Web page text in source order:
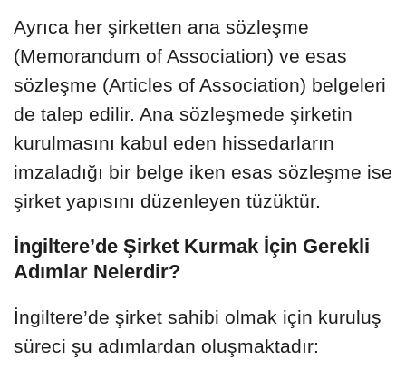
Ayrıca her şirketten ana sözleşme
(Memorandum of Association) ve esas
sözleşme (Articles of Association) belgeleri
de talep edilir. Ana sözleşmede şirketin
kurulmasını kabul eden hissedarların
imzaladığı bir belge iken esas sözleşme ise
şirket yapısını düzenleyen tüzüktür.
İngiltere’de Şirket Kurmak İçin Gerekli
Adımlar Nelerdir?
İngiltere’de şirket sahibi olmak için kuruluş
süreci şu adımlardan oluşmaktadır: